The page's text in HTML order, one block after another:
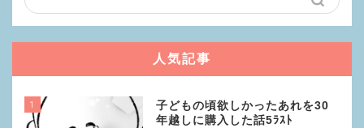
人気記事
1
子どもの頃欲しかったあれを30
年越しに購入した話5ﾗｽﾄ